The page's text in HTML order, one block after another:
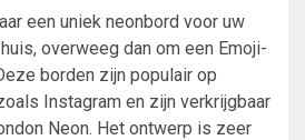
een uniek neonbord voor uw
overweeg dan om een ​​Emoji-
borden zijn populair op
Instagram en zijn verkrijgbaar
Neon. Het ontwerp is zeer